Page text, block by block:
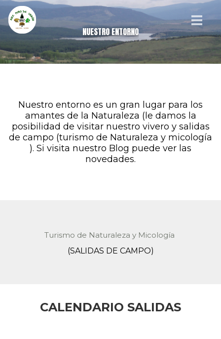
NUESTRO ENTORNO
Nuestro entorno es un gran lugar para los
amantes de la Naturaleza (le damos la
posibilidad de visitar nuestro vivero y salidas
de campo (turismo de Naturaleza y micología
). Si visita nuestro Blog puede ver las
novedades.
Turismo de Naturaleza y Micología
(SALIDAS DE CAMPO)
CALENDARIO SALIDAS